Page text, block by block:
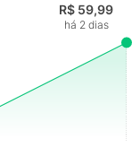
R$ 59,99
há 2 dias